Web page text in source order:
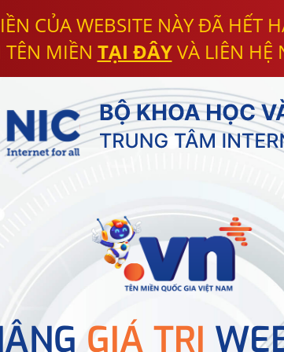
CỦA WEBSITE NÀY ĐÃ HẾT
MIỀN TẠI ĐÂYVÀ LIÊN HỆ
GIÁ TRỊ